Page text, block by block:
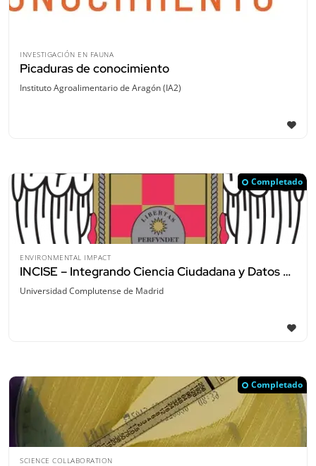
INVESTIGACIÓN EN FAUNA
Picaduras de conocimiento
Instituto Agroalimentario de Aragón (IA2)
Completado
ENVIRONMENTAL IMPACT
INCISE – Integrando Ciencia Ciudadana y Datos Estandarizados
Universidad Complutense de Madrid
Completado
SCIENCE COLLABORATION